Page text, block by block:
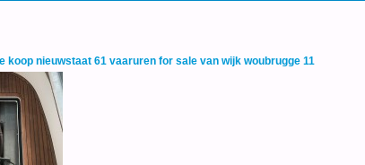
koop nieuwstaat 61 vaaruren for sale van wijk woubrugge 11